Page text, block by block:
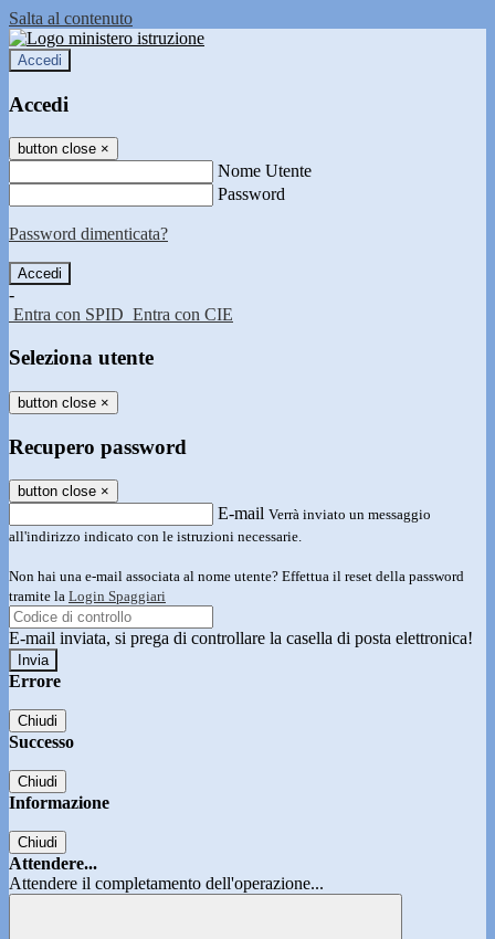
Salta al contenuto
Accedi
Accedi
button close ×
Nome Utente
Password
Password dimenticata?
-
Entra con SPID Entra con CIE
Seleziona utente
button close ×
Recupero password
button close ×
E-mail Verrà inviato un messaggio
all'indirizzo indicato con le istruzioni necessarie.
Non hai una e-mail associata al nome utente? Effettua il reset della password
tramite la Login Spaggiari
E-mail inviata, si prega di controllare la casella di posta elettronica!
Errore
Chiudi
Successo
Chiudi
Informazione
Chiudi
Attendere...
Attendere il completamento dell'operazione...